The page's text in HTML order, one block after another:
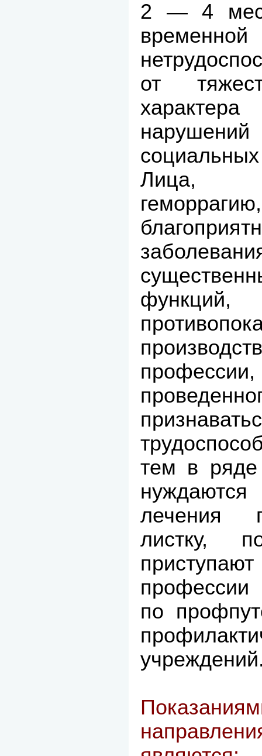
2 — 4 мес
временной
от
Лица,
тем в ряде
лечения
листку,
по